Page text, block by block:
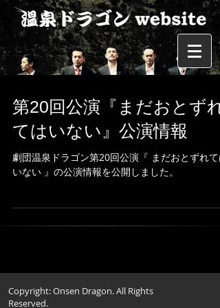
第20回公演『まだおとずれ
てはいない』公演情報
劇団温泉ドラゴン第20回公演『 まだおとずれて
いない 』の公演情報を公開しました。
Copyright: Onsen Dragon. All Rights
Reserved.